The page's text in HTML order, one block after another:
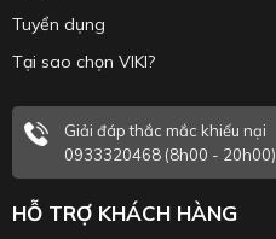
Tuyển dụng
Tại sao chọn VIKI?
Giải đáp thắc mắc khiếu nại
0933320468 (8h00 - 20h00)
HỖ TRỢ KHÁCH HÀNG